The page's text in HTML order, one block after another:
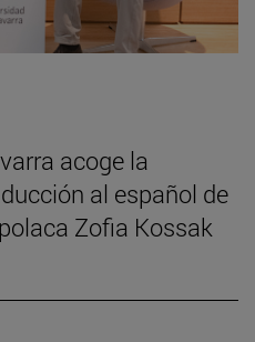
acoge la
al español de
Zofia Kossak